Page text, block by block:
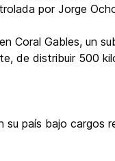
por Jorge
Coral Gables, un
de distribuir 500
su país bajo